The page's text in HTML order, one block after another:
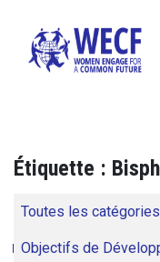
Étiquette :
Toutes les catégories
Objectifs de